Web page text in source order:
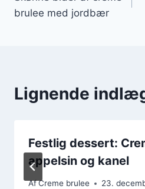
brulee med jordbær
Lignende
Festlig dessert:
appelsin og kanel
AfCreme brulee 23.